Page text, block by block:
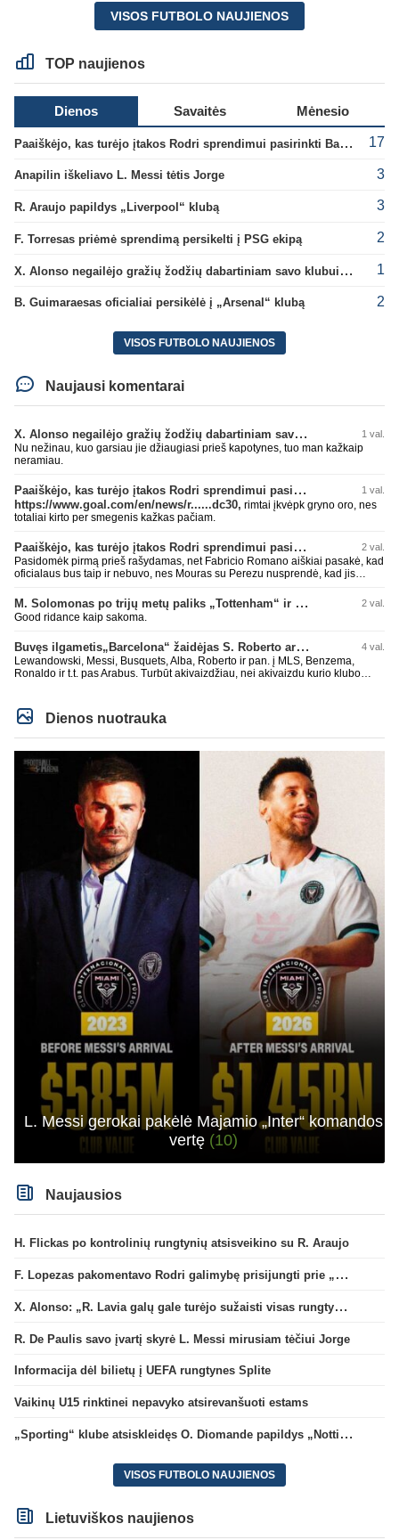
VISOS FUTBOLO NAUJIENOS
TOP naujienos
Dienos Savaitės Mėnesio
Paaiškėjo, kas turėjo įtakos Rodri sprendimui pasirinkti Barselonos pusę 17
Anapilin iškeliavo L. Messi tėtis Jorge 3
R. Araujo papildys „Liverpool“ klubą 3
F. Torresas priėmė sprendimą persikelti į PSG ekipą 2
X. Alonso negailėjo gražių žodžių dabartiniam savo klubui „Chelsea“ 1
B. Guimaraesas oficialiai persikėlė į „Arsenal“ klubą 2
VISOS FUTBOLO NAUJIENOS
Naujausi komentarai
X. Alonso negailėjo gražių žodžių dabartiniam savo klubui „Chelsea“ 1 val.
Nu nežinau, kuo garsiau jie džiaugiasi prieš kapotynes, tuo man kažkaip
neramiau.
Paaiškėjo, kas turėjo įtakos Rodri sprendimui pasirinkti Barselonos pusę 1 val.
https://www.goal.com/en/news/r......dc30, rimtai įkvėpk gryno oro, nes
totaliai kirto per smegenis kažkas pačiam.
Paaiškėjo, kas turėjo įtakos Rodri sprendimui pasirinkti Barselonos pusę 2 val.
Pasidomėk pirmą prieš rašydamas, net Fabricio Romano aiškiai pasakė, kad
oficialaus bus taip ir nebuvo, nes Mouras su Perezu nusprendė, kad jis
surasti info ar buvo oficialus bid. Atsakymas: Ne, oficialaus raštiško
pasiūlymo (official bid) Madrido „Real“ Mančesterio „City“ klubui už Rodri dar
nepateikė. ​Nors žiniasklaidoje (pvz., The Athletic, Diario AS) garsiai kalbama
kontaktus su žaidėjo stovykla ar „City“ vadovais, oficialus formalus
pasiūlymas iki šiol nėra registruotas. ​Ispanijos gigantai tikrina situaciją ir
vertina galimybes, tačiau kol kas viskas vyksta tik žvalgybos ir neoficialių
M. Solomonas po trijų metų paliks „Tottenham“ ir papildys „West Ham“ klubą 2 val.
Good ridance kaip sakoma.
Buvęs ilgametis„Barcelona“ žaidėjas S. Roberto artėja link persikėlimo į MLS 4 val.
Lewandowski, Messi, Busquets, Alba, Roberto ir pan. į MLS, Benzema,
Ronaldo ir t.t. pas Arabus. Turbūt akivaizdžiau, nei akivaizdu kurio klubo
Dienos nuotrauka
L. Messi gerokai pakėlė Majamio „Inter“ komandos
vertę (10)
Naujausios
H. Flickas po kontrolinių rungtynių atsisveikino su R. Araujo
F. Lopezas pakomentavo Rodri galimybę prisijungti prie „Barcelona“ ekipos
X. Alonso: „R. Lavia galų gale turėjo sužaisti visas rungtynes“
R. De Paulis savo įvartį skyrė L. Messi mirusiam tėčiui Jorge
Informacija dėl bilietų į UEFA rungtynes Splite
Vaikinų U15 rinktinei nepavyko atsirevanšuoti estams
„Sporting“ klube atsiskleidęs O. Diomande papildys „Nottingham“ gretas
VISOS FUTBOLO NAUJIENOS
Lietuviškos naujienos